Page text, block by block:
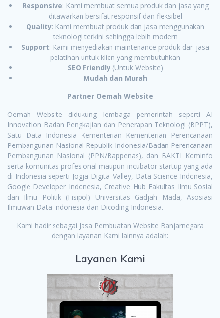
Responsive: Kami membuat semua produk dan jasa yang
ditawarkan bersifat responsif dan fleksibel
Quality: Kami membuat produk dan jasa menggunakan
teknologi terkini sehingga lebih modern
Support: Kami menyediakan maintenance produk dan jasa
pelatihan untuk klien yang membutuhkan
SEO Friendly(Untuk Website)
Mudah dan Murah
Partner Oemah Website
Oemah Website didukung lembaga pemerintah seperti AI
Innovation Badan Pengkajian dan Penerapan Teknologi (BPPT),
Satu Data Indonesia Kementerian Kementerian Perencanaan
Pembangunan Nasional Republik Indonesia/Badan Perencanaan
Pembangunan Nasional (PPN/Bappenas), dan BAKTI Kominfo
serta komunitas profesional maupun incubator startup yang ada
di Indonesia seperti Jogja Digital Valley, Data Science Indonesia,
Google Developer Indonesia, Creative Hub Fakultas Ilmu Sosial
dan Ilmu Politik (Fisipol) Universitas Gadjah Mada, Asosiasi
Ilmuwan Data Indonesia dan Dicoding Indonesia.
Kami hadir sebagai Jasa Pembuatan Website Banjarnegara
dengan layanan Kami lainnya adalah:
Layanan Kami